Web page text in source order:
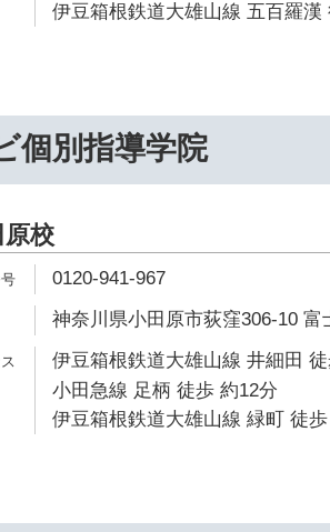
伊豆箱根鉄道大雄山線 五百羅漢
個別指導学院
校
0120-941-967
神奈川県小田原市荻窪306-10 富
伊豆箱根鉄道大雄山線 井細田
小田急線 足柄 徒歩 約12分
伊豆箱根鉄道大雄山線 緑町 徒